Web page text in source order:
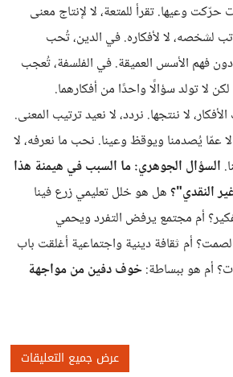
حرّكت وعيها. تقرأ للمتعة، لا لإنتاج معنى
لشخصه، لا لأفكاره. في الدين، تُحب
فهم الأسس العميقة. في الفلسفة، تُعجب
لا تولد سؤالًا واحدًا من أفكارهما.
لا ننتجها. نردد، لا نعيد ترتيب المعنى.
عمّا يُصدمنا ويوقظ وعينا. نحب ما نعرفه، لا
السؤال الجوهري:ما السبب في هيمنة هذا
النقدي"؟هل هو خلل تعليمي زرع فينا
أم مجتمع يرفض التفرد ويحمي
أم ثقافة دينية واجتماعية أغلقت باب
أم هو ببساطة:خوف دفين من مواجهة
عرض جميع التعليقات